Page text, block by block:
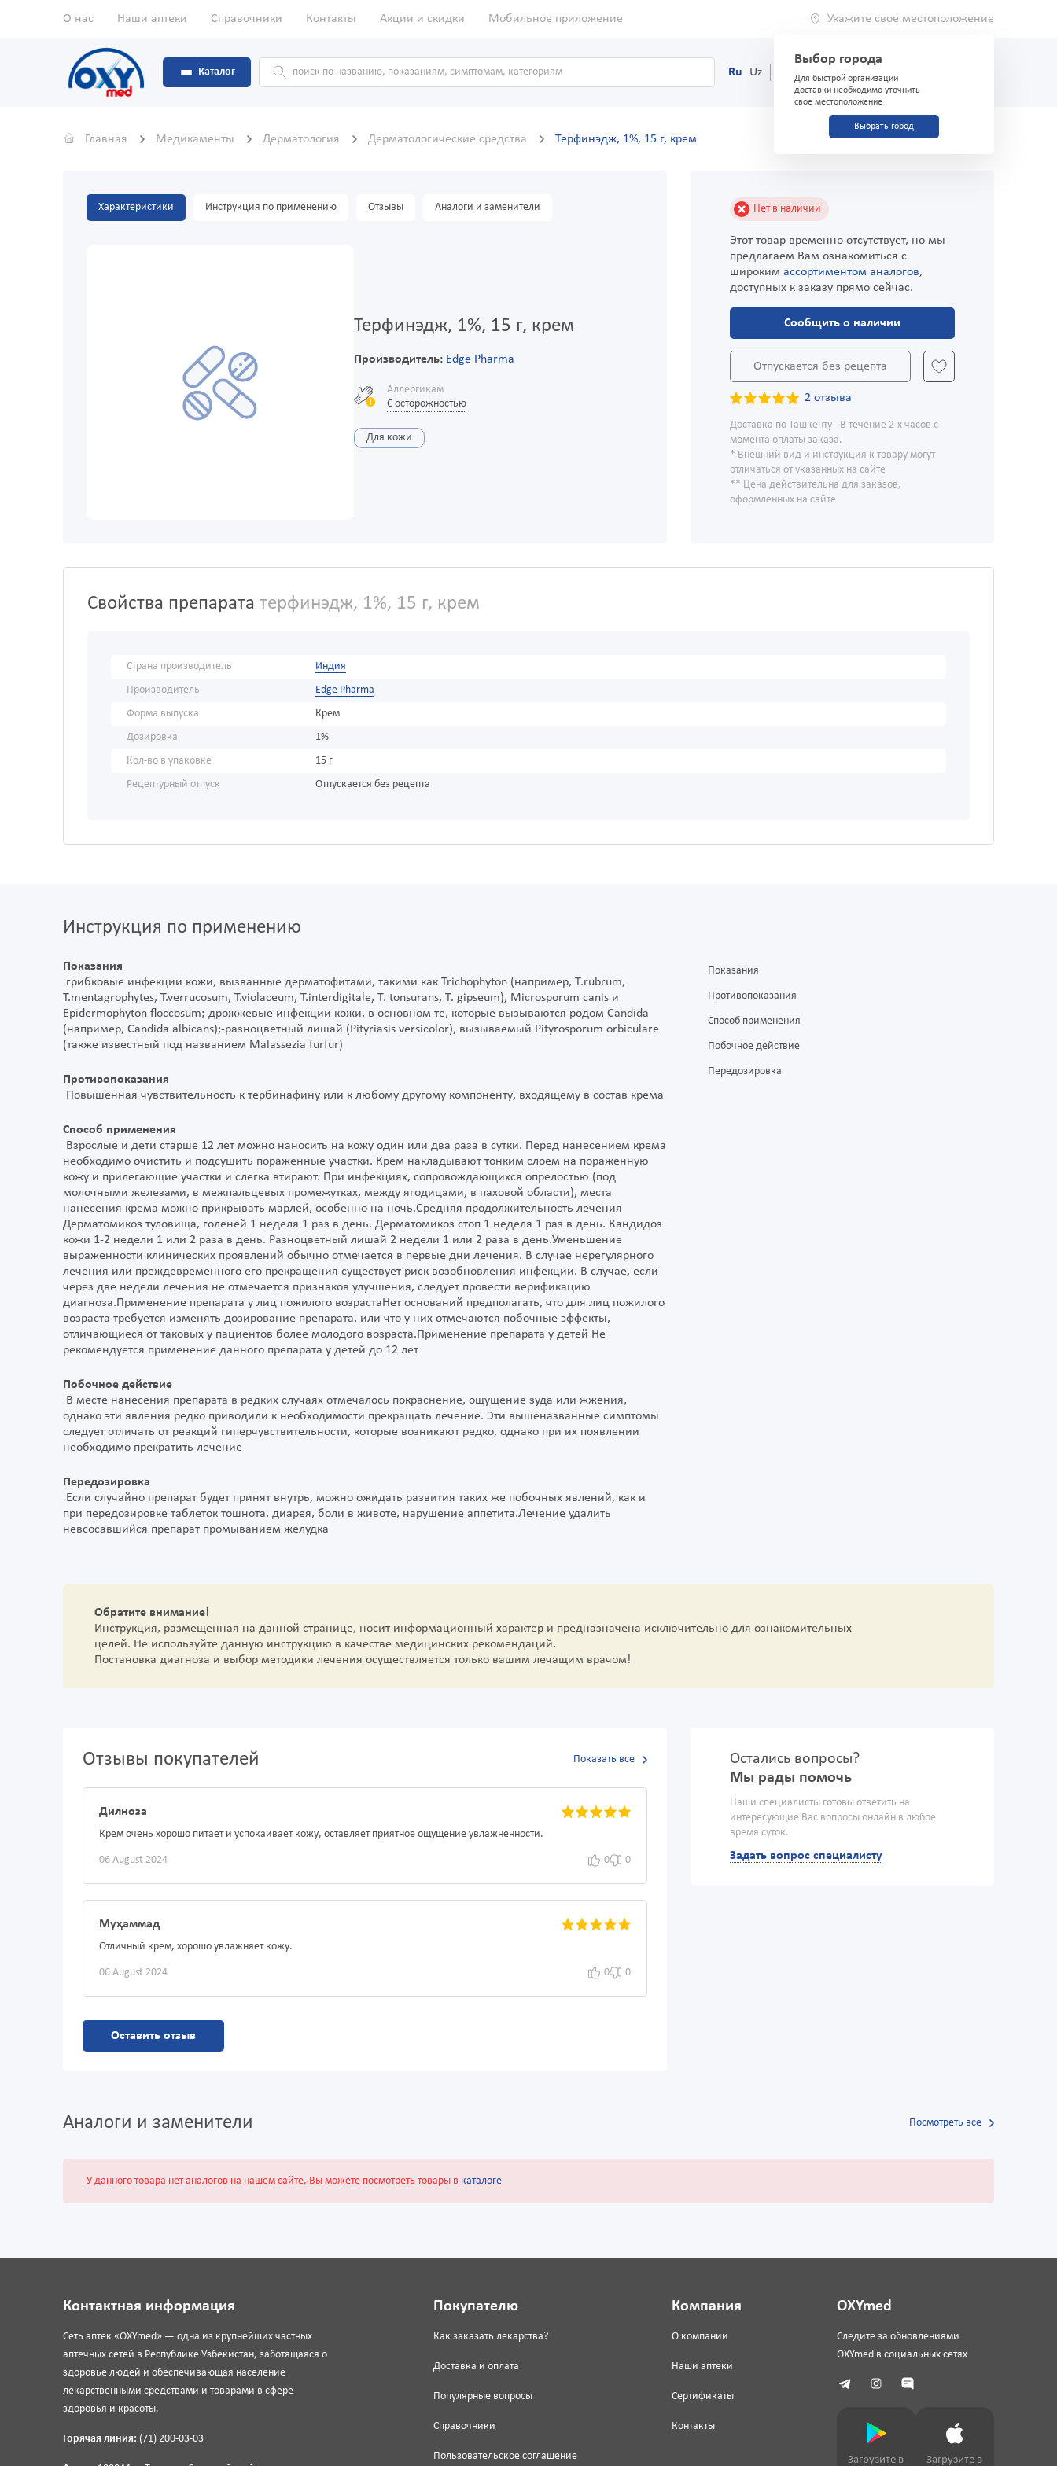
О нас Наши аптеки Справочники Контакты Акции и скидки Мобильное приложение Укажите свое местоположение
Выбор города
Для быстрой организации
доставки необходимо уточнить
свое местоположение
Выбрать город
Каталог Ru Uz (71) 200-03-03
Главная Медикаменты Дерматология Дерматологические средства Терфинэдж, 1%, 15 г, крем
Характеристики Инструкция по применению Отзывы Аналоги и заменители
Терфинэдж, 1%, 15 г, крем
Производитель: Edge Pharma
Аллергикам
С осторожностью
Для кожи
Нет в наличии
Этот товар временно отсутствует, но мы
предлагаем Вам ознакомиться с
широким ассортиментом аналогов,
доступных к заказу прямо сейчас.
Сообщить о наличии
Отпускается без рецепта
2 отзыва
Доставка по Ташкенту - В течение 2-х часов с
момента оплаты заказа.
* Внешний вид и инструкция к товару могут
отличаться от указанных на сайте
** Цена действительна для заказов,
оформленных на сайте
Свойства препарата терфинэдж, 1%, 15 г, крем
Страна производитель
Индия
Производитель
Edge Pharma
Форма выпуска
Крем
Дозировка
1%
Кол-во в упаковке
15 г
Рецептурный отпуск
Отпускается без рецепта
Инструкция по применению
Показания
грибковые инфекции кожи, вызванные дерматофитами, такими как Trichophyton (например, Т.rubrum,
T.mentagrophytes, T.verrucosum, T.violaceum, T.interdigitale, Т. tonsurans, Т. gipseum), Microsporum canis и
Epidermophyton floccosum;-дрожжевые инфекции кожи, в основном те, которые вызываются родом Candida
(например, Candida albicans);-разноцветный лишай (Pityriasis versicolor), вызываемый Pityrosporum orbiculare
(также известный под названием Malassezia furfur)
Противопоказания
Повышенная чувствительность к тербинафину или к любому другому компоненту, входящему в состав крема
Способ применения
Взрослые и дети старше 12 лет можно наносить на кожу один или два раза в сутки. Перед нанесением крема
необходимо очистить и подсушить пораженные участки. Крем накладывают тонким слоем на пораженную
кожу и прилегающие участки и слегка втирают. При инфекциях, сопровождающихся опрелостью (под
молочными железами, в межпальцевых промежутках, между ягодицами, в паховой области), места
нанесения крема можно прикрывать марлей, особенно на ночь.Средняя продолжительность лечения
Дерматомикоз туловища, голеней 1 неделя 1 раз в день. Дерматомикоз стоп 1 неделя 1 раз в день. Кандидоз
кожи 1-2 недели 1 или 2 раза в день. Разноцветный лишай 2 недели 1 или 2 раза в день.Уменьшение
выраженности клинических проявлений обычно отмечается в первые дни лечения. В случае нерегулярного
лечения или преждевременного его прекращения существует риск возобновления инфекции. В случае, если
через две недели лечения не отмечается признаков улучшения, следует провести верификацию
диагноза.Применение препарата у лиц пожилого возрастаНет оснований предполагать, что для лиц пожилого
возраста требуется изменять дозирование препарата, или что у них отмечаются побочные эффекты,
отличающиеся от таковых у пациентов более молодого возраста.Применение препарата у детей Не
рекомендуется применение данного препарата у детей до 12 лет
Побочное действие
В месте нанесения препарата в редких случаях отмечалось покраснение, ощущение зуда или жжения,
однако эти явления редко приводили к необходимости прекращать лечение. Эти вышеназванные симптомы
следует отличать от реакций гиперчувствительности, которые возникают редко, однако при их появлении
необходимо прекратить лечение
Передозировка
Если случайно препарат будет принят внутрь, можно ожидать развития таких же побочных явлений, как и
при передозировке таблеток тошнота, диарея, боли в животе, нарушение аппетита.Лечение удалить
невсосавшийся препарат промыванием желудка
Показания
Противопоказания
Способ применения
Побочное действие
Передозировка
Обратите внимание!
Инструкция, размещенная на данной странице, носит информационный характер и предназначена исключительно для ознакомительных
целей. Не используйте данную инструкцию в качестве медицинских рекомендаций.
Постановка диагноза и выбор методики лечения осуществляется только вашим лечащим врачом!
Отзывы покупателей Показать все
Дилноза
Крем очень хорошо питает и успокаивает кожу, оставляет приятное ощущение увлажненности.
06 August 2024 0 0
Муҳаммад
Отличный крем, хорошо увлажняет кожу.
06 August 2024 0 0
Оставить отзыв
Остались вопросы?
Мы рады помочь
Наши специалисты готовы ответить на
интересующие Вас вопросы онлайн в любое
время суток.
Задать вопрос специалисту
Аналоги и заменители Посмотреть все
У данного товара нет аналогов на нашем сайте, Вы можете посмотреть товары в каталоге
Контактная информация
Сеть аптек «OXYmed» — одна из крупнейших частных
аптечных сетей в Республике Узбекистан, заботящаяся о
здоровье людей и обеспечивающая население
лекарственными средствами и товарами в сфере
здоровья и красоты.
Горячая линия: (71) 200-03-03
Покупателю
Как заказать лекарства?
Доставка и оплата
Популярные вопросы
Справочники
Пользовательское соглашение
Компания
О компании
Наши аптеки
Сертификаты
Контакты
OXYmed
Следите за обновлениями
OXYmed в социальных сетях
Загрузите в Загрузите в